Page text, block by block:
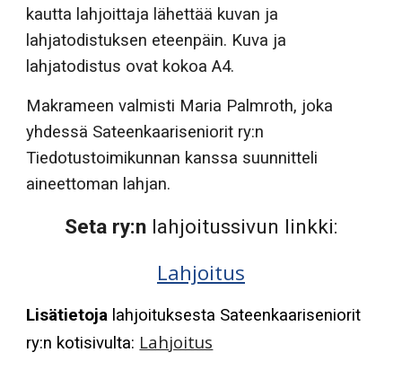
kautta lahjoittaja lähettää kuvan ja
lahjatodistuksen eteenpäin. Kuva ja
lahjatodistus ovat kokoa A4.
Makrameen valmisti Maria Palmroth, joka
yhdessä Sateenkaariseniorit ry:n
Tiedotustoimikunnan kanssa suunnitteli
aineettoman lahjan.
Seta ry:n lahjoitussivun linkki:
Lahjoitus
Lisätietoja lahjoituksesta Sateenkaariseniorit
ry:n kotisivulta: Lahjoitus